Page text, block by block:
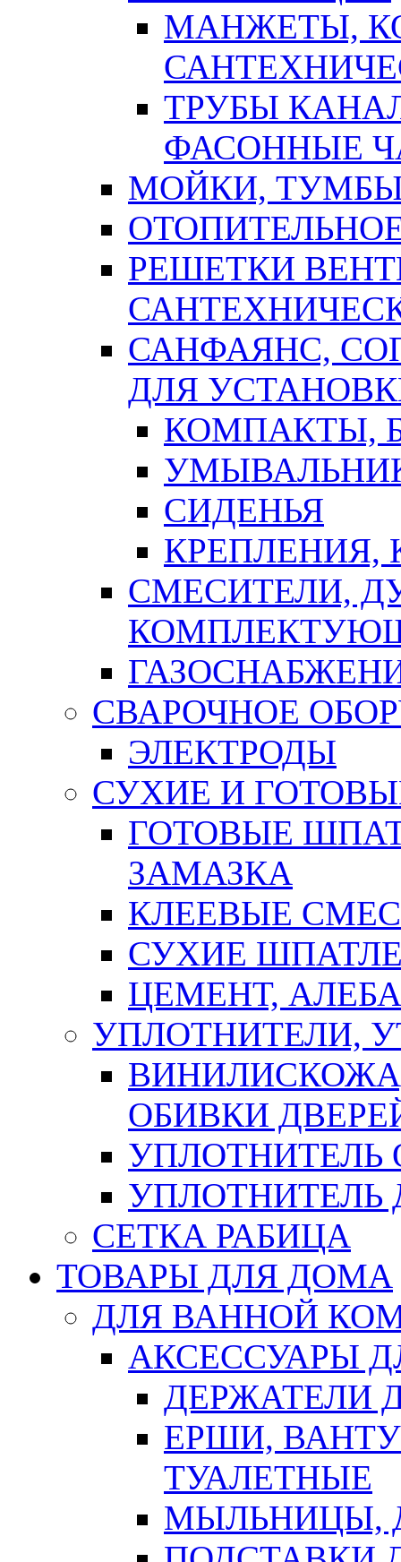
МАНЖЕТЫ,
ТРУБЫ
ФАСОННЫЕ
МОЙКИ,
РЕШЕТКИ
САНФАЯНС,
ДЛЯ
КОМПАКТЫ,
СИДЕНЬЯ
СМЕСИТЕЛИ,
СВАРОЧНОЕ
ЭЛЕКТРОДЫ
СУХИЕ И
ГОТОВЫЕ
ЗАМАЗКА
КЛЕЕВЫЕ
СУХИЕ
ЦЕМЕНТ,
УПЛОТНИТЕЛИ,
ОБИВКИ
УПЛОТНИТЕЛЬ
СЕТКА РАБИЦА
ТОВАРЫ ДЛЯ ДОМА
ДЛЯ ВАННОЙ
АКСЕССУАРЫ
ДЕРЖАТЕЛИ
ЕРШИ,
ТУАЛЕТНЫЕ
МЫЛЬНИЦЫ,